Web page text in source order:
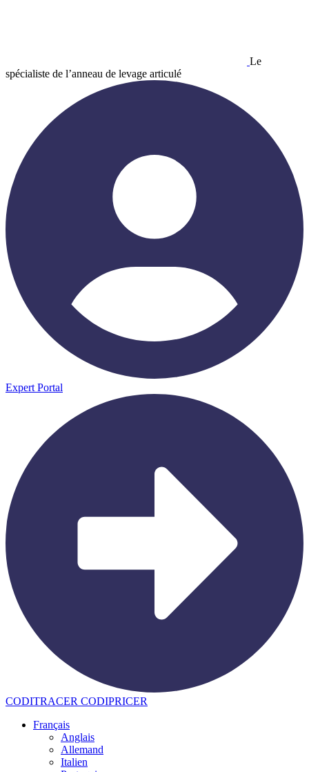
Le
spécialiste de l’anneau de levage articulé
Expert Portal
CODITRACER CODIPRICER
Français
Anglais
Allemand
Italien